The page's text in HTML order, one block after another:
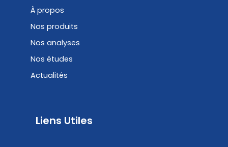
À propos
Nos produits
Nos analyses
Nos études
Actualités
Liens Utiles